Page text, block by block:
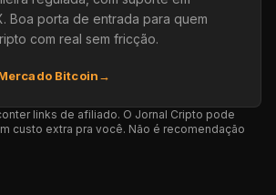
Boa porta de entrada para quem
com real sem fricção.
Bitcoin→
links de afiliado. O Jornal Cripto pode
custo extra pra você. Não é recomendação